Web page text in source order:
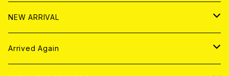
HOOD
EL ZINE
アナログ
アパレル
NEW ARRIVAL
CD
Arrived Again